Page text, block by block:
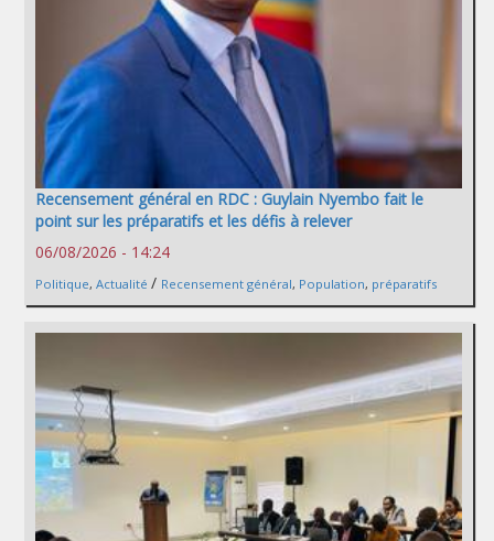
Recensement général en RDC : Guylain Nyembo fait le
point sur les préparatifs et les défis à relever
06/08/2026 - 14:24
Politique, Actualité / Recensement général, Population, préparatifs